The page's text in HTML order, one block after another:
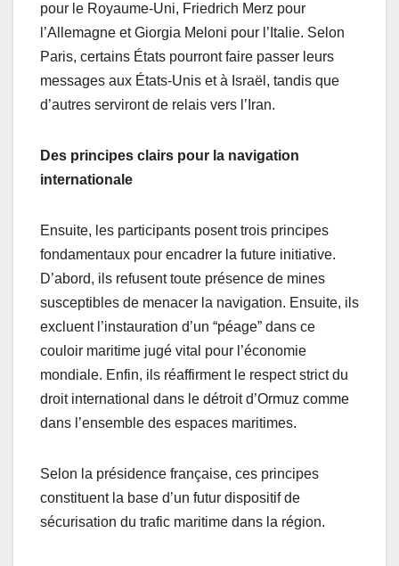
pour le Royaume-Uni, Friedrich Merz pour
l’Allemagne et Giorgia Meloni pour l’Italie. Selon
Paris, certains États pourront faire passer leurs
messages aux États-Unis et à Israël, tandis que
d’autres serviront de relais vers l’Iran.
Des principes clairs pour la navigation
internationale
Ensuite, les participants posent trois principes
fondamentaux pour encadrer la future initiative.
D’abord, ils refusent toute présence de mines
susceptibles de menacer la navigation. Ensuite, ils
excluent l’instauration d’un “péage” dans ce
couloir maritime jugé vital pour l’économie
mondiale. Enfin, ils réaffirment le respect strict du
droit international dans le détroit d’Ormuz comme
dans l’ensemble des espaces maritimes.
Selon la présidence française, ces principes
constituent la base d’un futur dispositif de
sécurisation du trafic maritime dans la région.